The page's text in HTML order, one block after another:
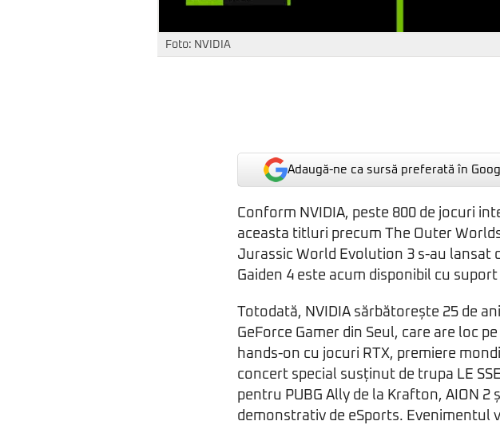
Foto: NVIDIA
Adaugă-ne ca sursă preferată în
Conform NVIDIA, peste 800 de jocuri
aceasta titluri precum The Outer
Jurassic World Evolution 3 s-au lansat
Gaiden 4 este acum disponibil cu
Totodată, NVIDIA sărbătorește 25 de
GeForce Gamer din Seul, care are loc
hands-on cu jocuri RTX, premiere
concert special susținut de trupa LE
pentru PUBG Ally de la Krafton, AION 2
demonstrativ de eSports. Evenimentul